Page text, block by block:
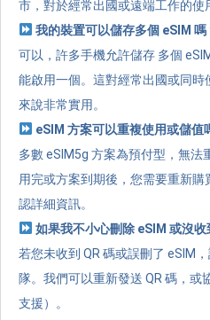
市，對於經常出國或遠端工作的使
我的裝置可以儲存多個 eSIM 嗎
可以，許多手機允許儲存 多個
能啟用一個。這對經常出國或同時
來說非常實用。
eSIM 方案可以重複使用或儲值
多數 eSIM5g 方案為預付型，無法
用完或方案到期後，您需要重新
認詳細資訊。
如果我不小心刪除 eSIM 或沒收
若您未收到 QR 碼或誤刪了 eSIM
隊。我們可以重新發送 QR 碼，或
支援）。